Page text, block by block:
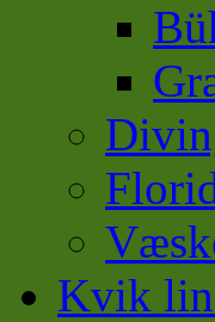
Kvik